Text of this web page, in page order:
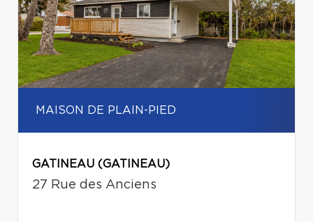
MAISON DE PLAIN-PIED
GATINEAU (GATINEAU)
27 Rue des Anciens